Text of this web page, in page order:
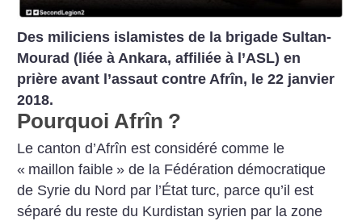
Des miliciens islamistes de la brigade Sultan-
Mourad (liée à Ankara, affiliée à l’ASL) en
prière avant l’assaut contre Afrîn, le 22 janvier
2018.
Pourquoi Afrîn ?
Le canton d’Afrîn est considéré comme le
« maillon faible » de la Fédération démocratique
de Syrie du Nord par l’État turc, parce qu’il est
séparé du reste du Kurdistan syrien par la zone